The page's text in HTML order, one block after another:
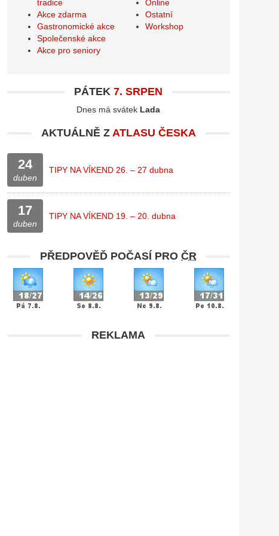
tradice
Akce zdarma
Gastronomické akce
Společenské akce
Akce pro seniory
Online
Ostatní
Workshop
PÁTEK7. SRPEN
Dnes má svátek Lada
AKTUÁLNĚ Z ATLASU ČESKA
24
duben
TIPY NA VÍKEND 26. – 27 dubna
17
duben
TIPY NA VÍKEND 19. – 20. dubna
PŘEDPOVĚĎ POČASÍ PROČR
REKLAMA